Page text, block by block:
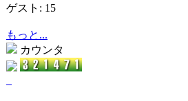
ゲスト: 15
もっと...
カウンタ